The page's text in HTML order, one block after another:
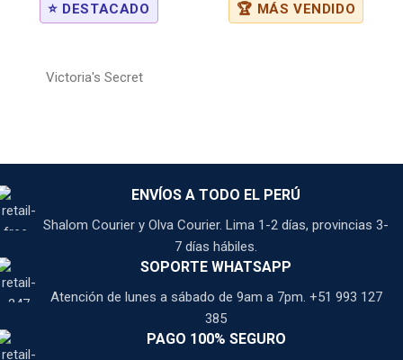
⭐ DESTACADO 🏆 MÁS VENDIDO
Victoria's Secret
ENVÍOS A TODO EL PERÚ
Shalom Courier y Olva Courier. Lima 1-2 días, provincias 3-
7 días hábiles.
SOPORTE WHATSAPP
Atención de lunes a sábado de 9am a 7pm. +51 993 127
385
PAGO 100% SEGURO